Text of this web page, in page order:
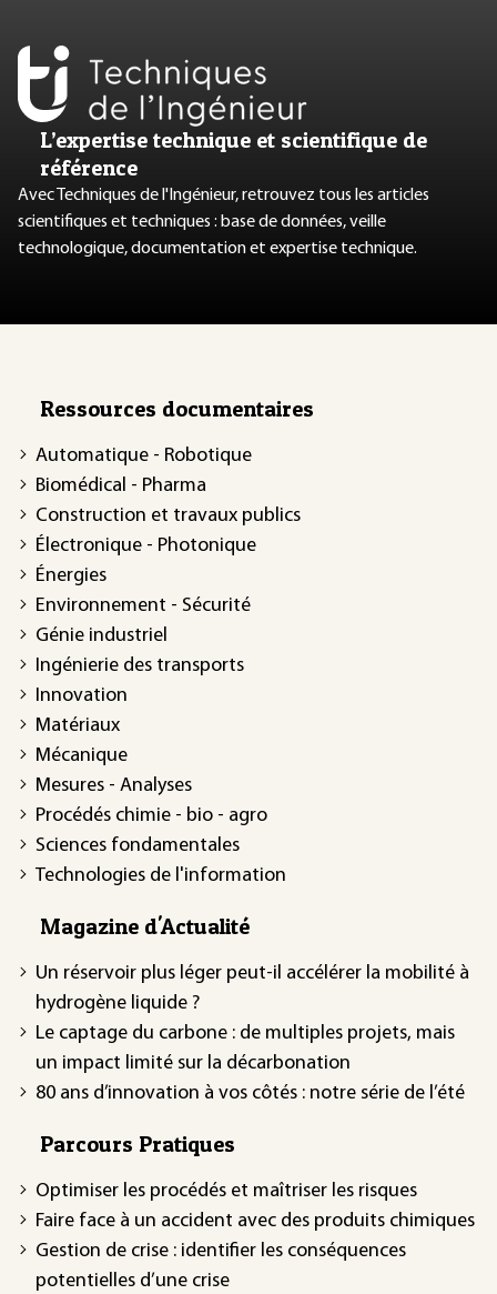
L’expertise technique et scientifique de
référence
Avec Techniques de l'Ingénieur, retrouvez tous les articles
scientifiques et techniques : base de données, veille
technologique, documentation et expertise technique.
Ressources documentaires
Automatique - Robotique
Biomédical - Pharma
Construction et travaux publics
Électronique - Photonique
Énergies
Environnement - Sécurité
Génie industriel
Ingénierie des transports
Innovation
Matériaux
Mécanique
Mesures - Analyses
Procédés chimie - bio - agro
Sciences fondamentales
Technologies de l'information
Magazine d'Actualité
Un réservoir plus léger peut-il accélérer la mobilité à
hydrogène liquide ?
Le captage du carbone : de multiples projets, mais
un impact limité sur la décarbonation
80 ans d’innovation à vos côtés : notre série de l’été
Parcours Pratiques
Optimiser les procédés et maîtriser les risques
Faire face à un accident avec des produits chimiques
Gestion de crise : identifier les conséquences
potentielles d’une crise